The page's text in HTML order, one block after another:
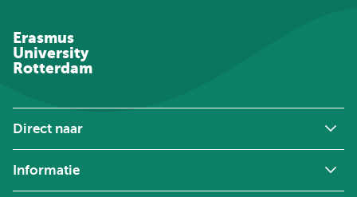
Erasmus
University
Rotterdam
Direct naar
Informatie